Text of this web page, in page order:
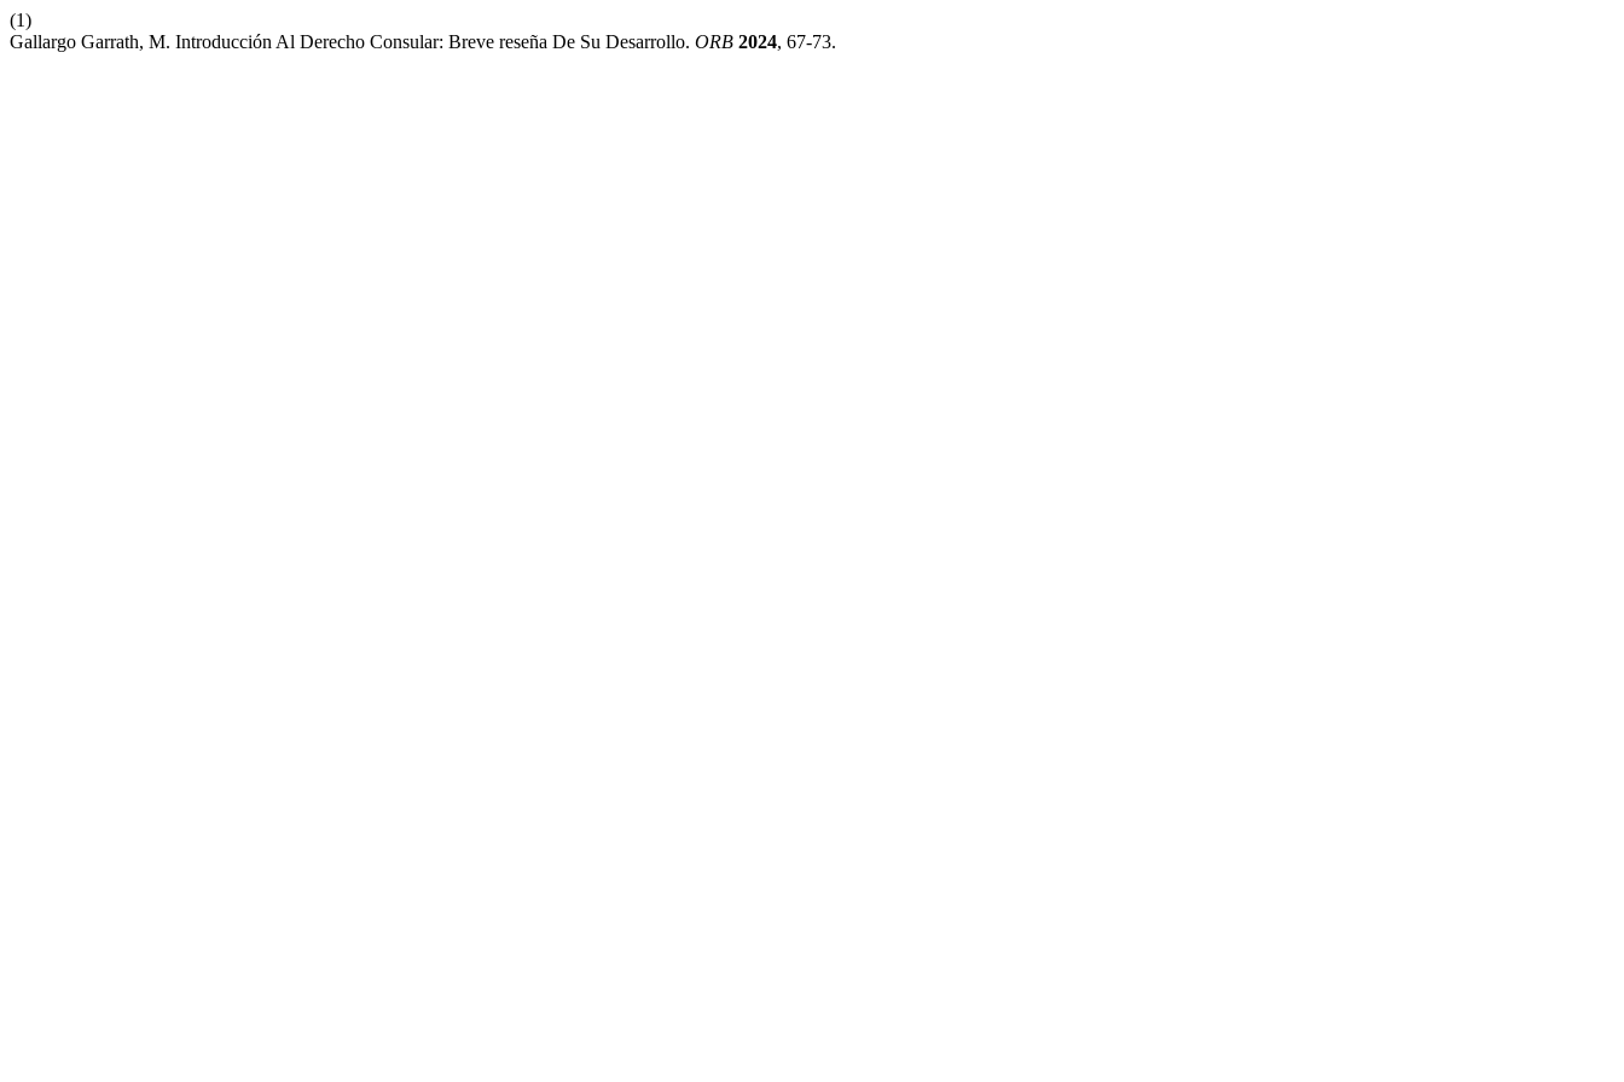
(1)
Gallargo Garrath, M. Introducción Al Derecho Consular: Breve reseña De Su Desarrollo. ORB 2024, 67-73.